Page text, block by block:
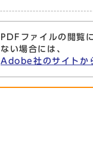
PDFファイルの閲覧
ない場合には、
Adobe社のサイトか